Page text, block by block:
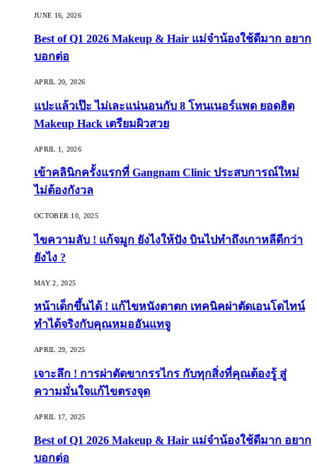
JUNE 16, 2026
Best of Q1 2026 Makeup & Hair แม่จ๋าน้องใช้ดีมาก อยาก
บอกต่อ
APRIL 20, 2026
แปะแล้วเป๊ะ ไม่เละแน่นอนกับ 8 โทนเนอร์แพด ยอดฮิต
Makeup Hack เตรียมผิวสวย
APRIL 1, 2026
เข้าคลินิกครั้งแรกที่ Gangnam Clinic ประสบการณ์ใหม่
ไม่ต้องกังวล
OCTOBER 10, 2025
ไขความลับ ! แก้จมูก ยังไงให้ปัง บินไปทำถึงเกาหลีดีกว่า
ยังไง ?
MAY 2, 2025
หน้าเด็กขึ้นได้ ! แก้ไขหนังตาตก เทคนิคผ่าตัดเอนโดไทน์
ทำได้จริงกับคุณหมออันแทจู
APRIL 29, 2025
เจาะลึก ! การผ่าตัดขากรรไกร กับทุกสิ่งที่คุณต้องรู้ สู่
ความมั่นใจแก้ไขตรงจุด
APRIL 17, 2025
Best of Q1 2026 Makeup & Hair แม่จ๋าน้องใช้ดีมาก อยาก
บอกต่อ